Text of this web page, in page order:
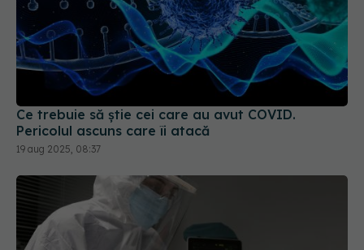
Ce trebuie să știe cei care au avut COVID.
Pericolul ascuns care îi atacă
19 aug 2025, 08:37